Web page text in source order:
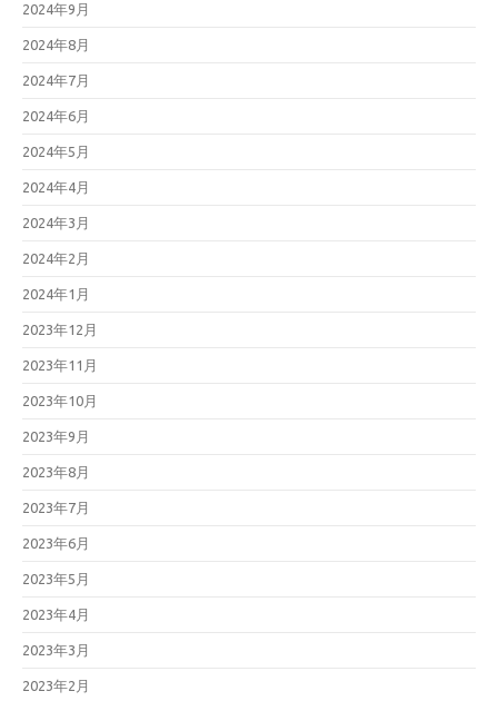
2024年9月
2024年8月
2024年7月
2024年6月
2024年5月
2024年4月
2024年3月
2024年2月
2024年1月
2023年12月
2023年11月
2023年10月
2023年9月
2023年8月
2023年7月
2023年6月
2023年5月
2023年4月
2023年3月
2023年2月